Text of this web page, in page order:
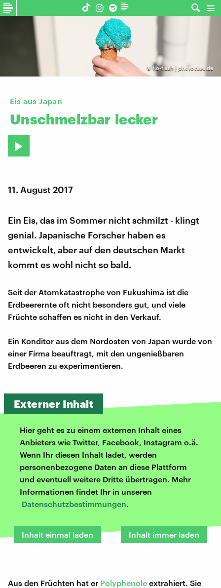
©flo-flash | photocase.de
Eis aus Japan
Unschmelzbar lecker
11. August 2017
Ein Eis, das im Sommer nicht schmilzt - klingt
genial. Japanische Forscher haben es
entwickelt, aber auf den deutschen Markt
kommt es wohl nicht so bald.
Seit der Atomkatastrophe von Fukushima ist die
Erdbeerernte oft nicht besonders gut, und viele
Früchte schaffen es nicht in den Verkauf.
Ein Konditor aus dem Nordosten von Japan wurde von
einer Firma beauftragt, mit den ungenießbaren
Erdbeeren zu experimentieren.
Externer Inhalt
Hier geht es zu einem externen Inhalt eines
Anbieters wie Twitter, Facebook, Instagram o.ä.
Wenn Ihr diesen Inhalt ladet, werden
personenbezogene Daten an diese Plattform
und eventuell weitere Dritte übertragen. Mehr
Informationen findet Ihr in unseren
Datenschutzbestimmungen.
Inhalt einmal laden Inhalt immer laden
Aus den Früchten hat er Polyphenole extrahiert. Sie